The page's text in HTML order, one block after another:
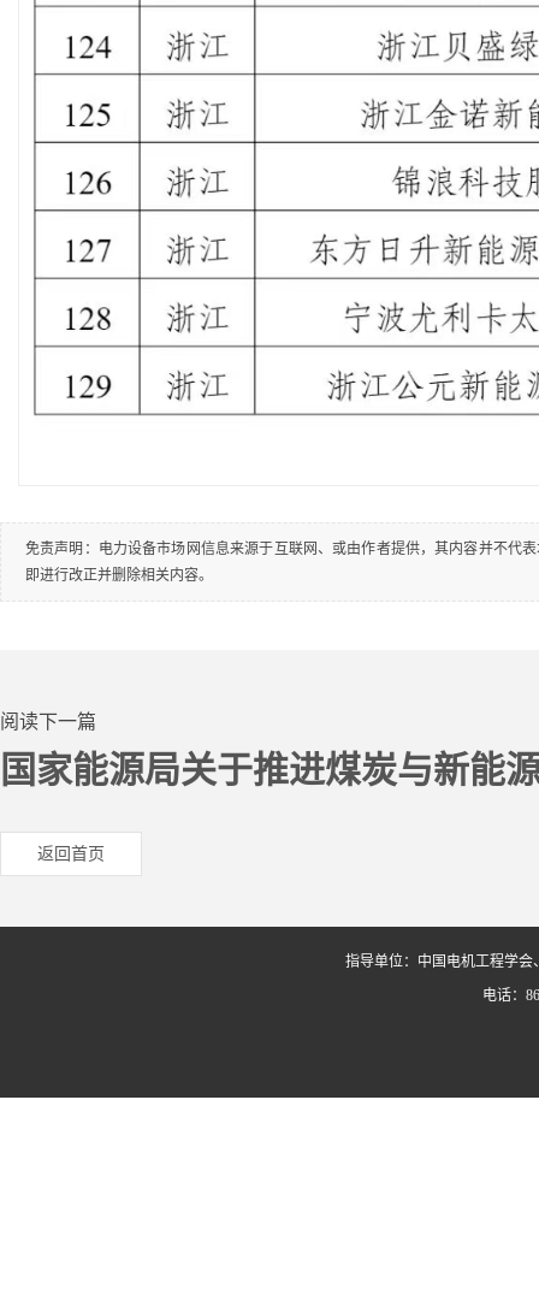
免责声明：电力设备市场网信息来源于互联网、或由作者提供，其内容并不代
即进行改正并删除相关内容。
阅读下一篇
国家能源局关于推进煤炭与新能
返回首页
指导单位：中国电机工程学
电话：